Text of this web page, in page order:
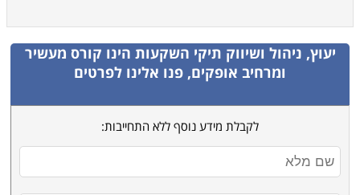
יעוץ, ניהול ושיווק תיקי השקעות הינו קורס מעשיר
ומרחיב אופקים, פנו אלינו לפרטים
לקבלת מידע נוסף ללא התחייבות: